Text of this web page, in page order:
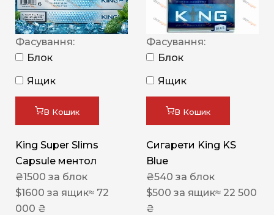
Фасування:
Блок
Ящик
В Кошик
King Super Slims
Capsule ментол
₴1500 за блок
$1600 за ящик≈ 72
000 ₴
Фасування:
Блок
Ящик
В Кошик
Сигарети King KS
Blue
₴540 за блок
$500 за ящик≈ 22 500
₴